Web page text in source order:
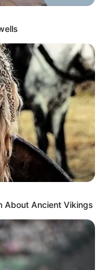
en las
About Ancient Vikings